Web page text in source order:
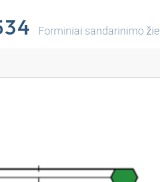
Forminiai sandarinimo